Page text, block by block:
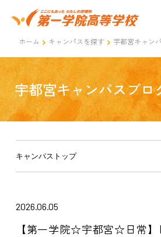
ホーム キャンパスを探す 宇都宮キャン
宇都宮キャンパスブロ
キャンパストップ
2026.06.05
【第一学院☆宇都宮☆日常